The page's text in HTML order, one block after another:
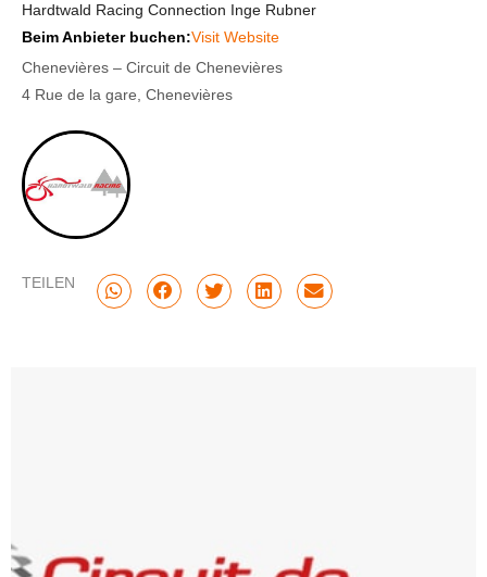
Hardtwald Racing Connection Inge Rubner
Beim Anbieter buchen:Visit Website
Chenevières – Circuit de Chenevières
4 Rue de la gare, Chenevières
TEILEN